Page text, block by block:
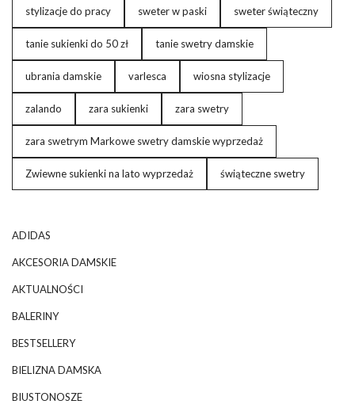
stylizacje do pracy sweter w paski sweter świąteczny
tanie sukienki do 50 zł tanie swetry damskie
ubrania damskie varlesca wiosna stylizacje
zalando zara sukienki zara swetry
zara swetrym Markowe swetry damskie wyprzedaż
Zwiewne sukienki na lato wyprzedaż świąteczne swetry
ADIDAS
AKCESORIA DAMSKIE
AKTUALNOŚCI
BALERINY
BESTSELLERY
BIELIZNA DAMSKA
BIUSTONOSZE